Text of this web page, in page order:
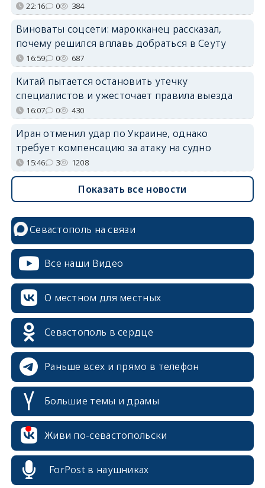
22:16 0 384
Виноваты соцсети: марокканец рассказал,
почему решился вплавь добраться в Сеуту
16:59 0 687
Китай пытается остановить утечку
специалистов и ужесточает правила выезда
16:07 0 430
Иран отменил удар по Украине, однако
требует компенсацию за атаку на судно
15:46 3 1208
Показать все новости
Севастополь на связи
Все наши Видео
О местном для местных
Севастополь в сердце
Раньше всех и прямо в телефон
Большие темы и драмы
Живи по-севастопольски
ForPost в наушниках
erid: 2SDnjcrDNw6